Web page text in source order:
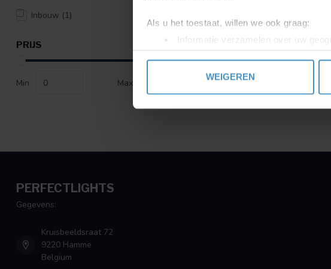
Als u het toestaat, willen we ook graag:
Informatie verzamelen over uw
Uw apparaat identificeren door het
toestemming op elk moment wijzigen of
WEIGEREN
Inbouw (1)
PRIJS
Min Max
PERFECTLIGHTS
Gegevens:
Kruisbeeldsraat 72
9220 Hamme
Belgium